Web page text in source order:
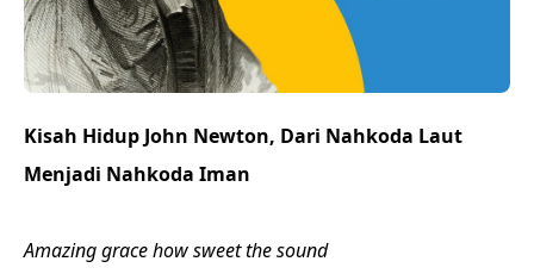
Kisah Hidup John Newton, Dari Nahkoda Laut
Menjadi Nahkoda Iman
Amazing grace how sweet the sound